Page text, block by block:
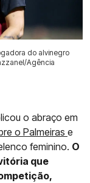
do alvinegro
Agência
o abraço em
o Palmeiras e
feminino. O
que